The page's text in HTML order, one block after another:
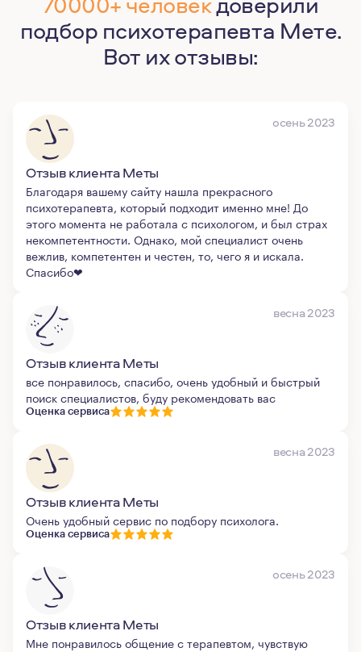
подбор психотерапевта Мете.
Вот их отзывы:
осень 2023
Отзыв клиента Меты
Благодаря вашему сайту нашла прекрасного
психотерапевта, который подходит именно мне! До
этого момента не работала с психологом, и был страх
некомпетентности. Однако, мой специалист очень
вежлив, компетентен и честен, то, чего я и искала.
Спасибо❤
весна 2023
Отзыв клиента Меты
все понравилось, спасибо, очень удобный и быстрый
поиск специалистов, буду рекомендовать вас
Оценка сервиса
весна 2023
Отзыв клиента Меты
Очень удобный сервис по подбору психолога.
Оценка сервиса
осень 2023
Отзыв клиента Меты
Мне понравилось общение с терапевтом, чувствую